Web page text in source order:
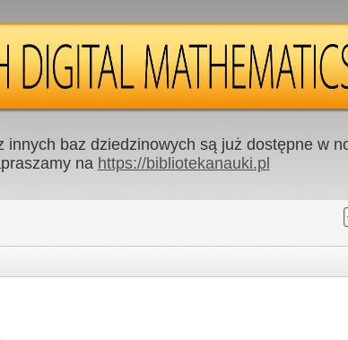
innych baz dziedzinowych są już dostępne w
na https://bibliotekanauki.pl